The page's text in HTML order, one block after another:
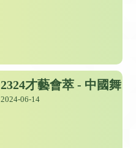
2324才藝會萃 - 中國舞
2024-06-14